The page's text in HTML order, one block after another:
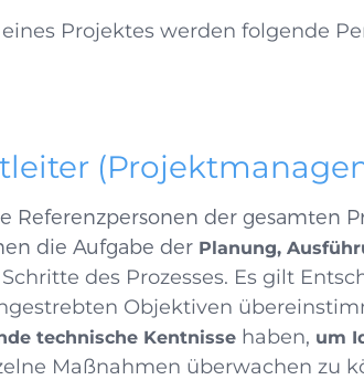
Projektes werden folgende
Referenzpersonen der gesamten
die Aufgabe der Planung,
des Prozesses. Es gilt
Objektiven
technische Kentnisse haben, um
Maßnahmen überwachen zu